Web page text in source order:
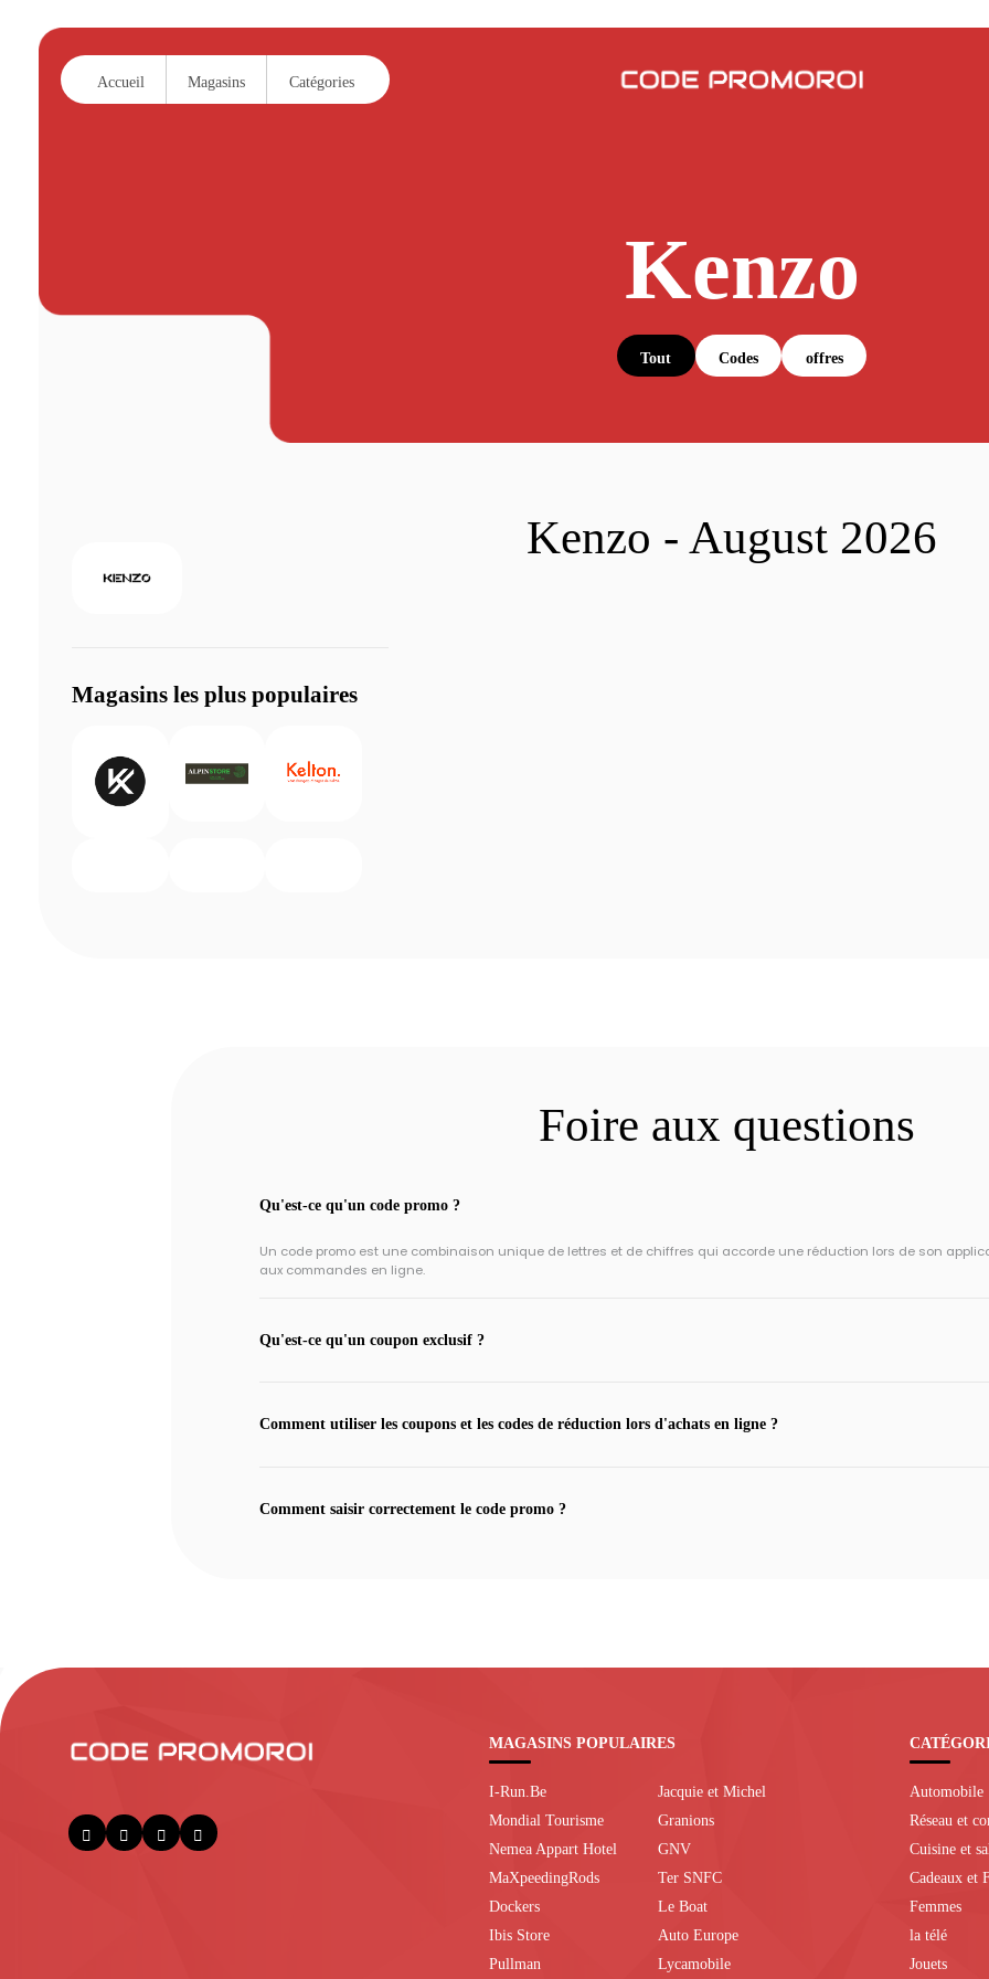
Accueil Magasins Catégories
Kenzo
Tout Codes offres
Kenzo - August 2026
Magasins les plus populaires
Foire aux questions
Qu'est-ce qu'un code promo ?
Un code promo est une combinaison unique de lettres et de chiffres qui accorde une réduction lors de son
aux commandes en ligne.
Qu'est-ce qu'un coupon exclusif ?
Comment utiliser les coupons et les codes de réduction lors d'achats en ligne ?
Comment saisir correctement le code promo ?
MAGASINS POPULAIRES
I-Run.Be
Mondial Tourisme
Nemea Appart Hotel
MaXpeedingRods
Dockers
Ibis Store
Pullman
Jacquie et Michel
Granions
GNV
Ter SNFC
Le Boat
Auto Europe
Lycamobile
Automobile
Réseau et
Cuisine et
Cadeaux et
Femmes
la télé
Jouets